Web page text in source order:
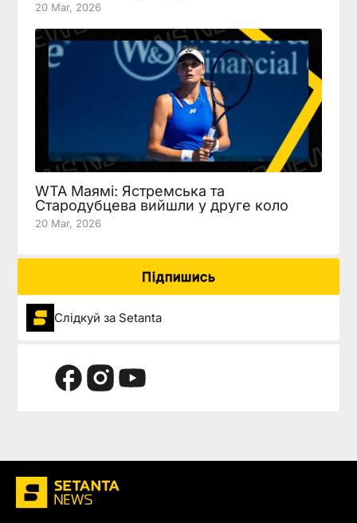
20 Mar, 2026
WTA Маямі: Ястремська та
Стародубцева вийшли у друге коло
20 Mar, 2026
Підпишись
Слідкуй за Setanta